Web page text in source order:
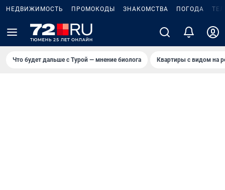
НЕДВИЖИМОСТЬ ПРОМОКОДЫ ЗНАКОМСТВА ПОГОДА
Что будет дальше с Турой — мнение биолога Квартиры с видом на